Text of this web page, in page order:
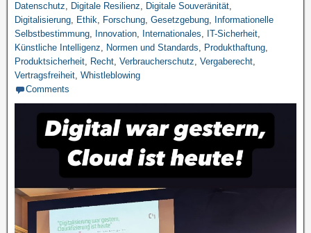
Datenschutz, Digitale Resilienz, Digitale Souveränität,
Digitalisierung, Ethik, Forschung, Gesetzgebung, Informationelle
Selbstbestimmung, Innovation, Internationales, IT-Sicherheit,
Künstliche Intelligenz, Normen und Standards, Produkthaftung,
Produktsicherheit, Recht, Verbraucherschutz, Vergaberecht,
Vertragsfreiheit, Whistleblowing
Comments